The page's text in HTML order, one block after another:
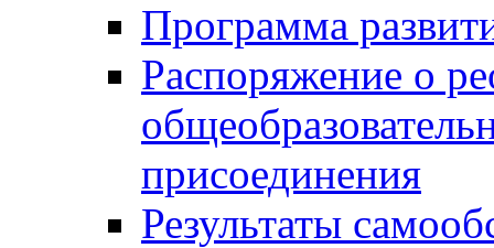
Программа
Распоряжение о
присоединения
Результаты